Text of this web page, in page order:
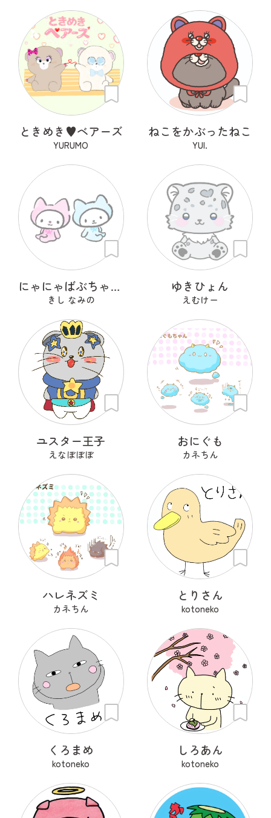
ときめき♥ベアーズ
YURUMO
ねこをかぶったねこ
YUI.
にゃにゃばぶちゃんず
きし なみの
ゆきひょん
えむけー
ユスター王子
えなぼぼぼ
おにぐも
カネちん
ハレネズミ
カネちん
とりさん
kotoneko
くろまめ
kotoneko
しろあん
kotoneko